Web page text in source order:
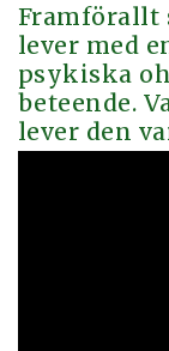
Framförallt
lever med
psykiska
beteende.
lever den